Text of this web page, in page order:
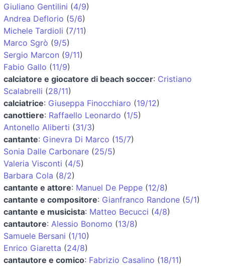
Giuliano Gentilini (4/9)
Andrea Deflorio (5/6)
Michele Tardioli (7/11)
Marco Sgrò (9/5)
Sergio Marcon (9/11)
Fabio Gallo (11/9)
calciatore e giocatore di beach soccer: Cristiano
Scalabrelli (28/11)
calciatrice: Giuseppa Finocchiaro (19/12)
canottiere: Raffaello Leonardo (1/5)
Antonello Aliberti (31/3)
cantante: Ginevra Di Marco (15/7)
Sonia Dalle Carbonare (25/5)
Valeria Visconti (4/5)
Barbara Cola (8/2)
cantante e attore: Manuel De Peppe (12/8)
cantante e compositore: Gianfranco Randone (5/1)
cantante e musicista: Matteo Becucci (4/8)
cantautore: Alessio Bonomo (13/8)
Samuele Bersani (1/10)
Enrico Giaretta (24/8)
cantautore e comico: Fabrizio Casalino (18/11)